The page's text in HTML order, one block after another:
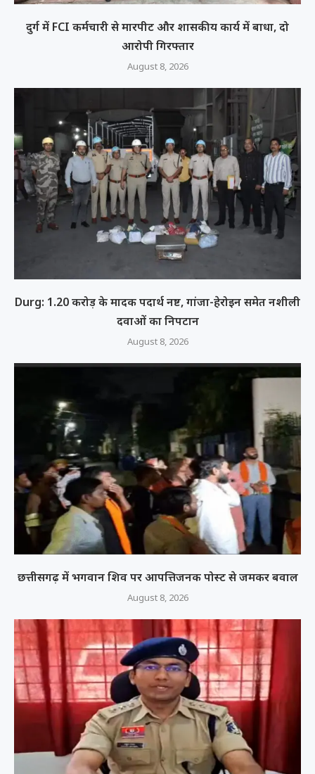
दुर्ग में FCI कर्मचारी से मारपीट और शासकीय कार्य में बाधा, दो
आरोपी गिरफ्तार
August 8, 2026
Durg: 1.20 करोड़ के मादक पदार्थ नष्ट, गांजा-हेरोइन समेत नशीली
दवाओं का निपटान
August 8, 2026
छत्तीसगढ़ में भगवान शिव पर आपत्तिजनक पोस्ट से जमकर बवाल
August 8, 2026